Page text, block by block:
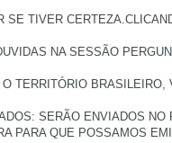
SE TIVER
NA SESSÃO
TERRITÓRIO BRASILEIRO,
SERÃO ENVIADOS
PARA QUE POSSAMOS